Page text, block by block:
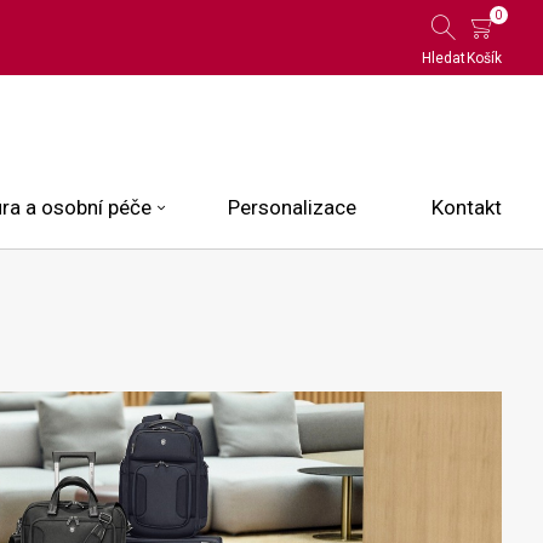
Hledat
0
Košík
a osobní péče Personalizace Kontakt